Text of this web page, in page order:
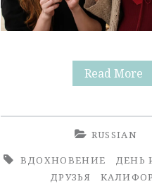
Read More
RUSSIAN
ВДОХНОВЕНИЕ
ДЕНЬ
ДРУЗЬЯ